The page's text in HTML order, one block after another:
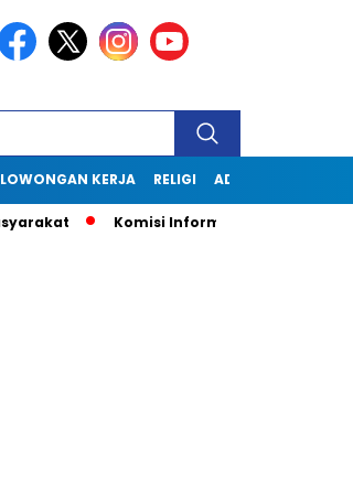
LOWONGAN KERJA RELIGI ADVERTORIAL
Komisi Informasi Jabar Kunjungi